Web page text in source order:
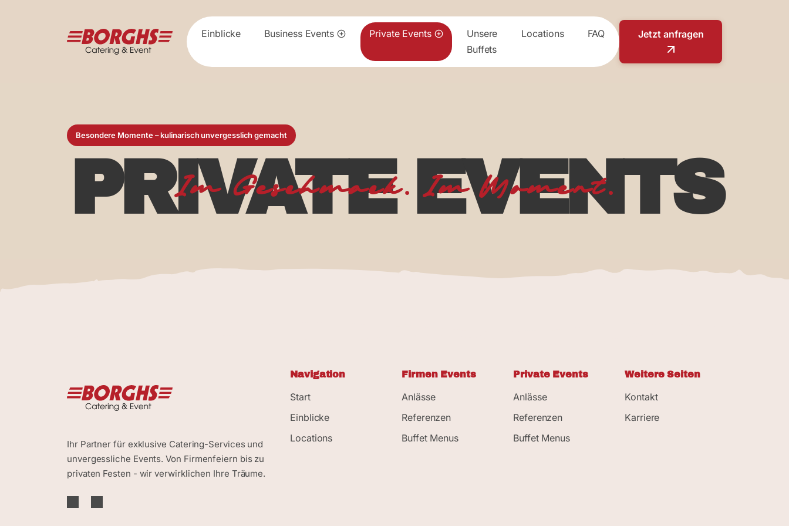
Einblicke Business Events Private Events
Unsere
Buffets
Locations FAQ
Besondere Momente – kulinarisch unvergesslich gemacht
PRIVATE EVENTS
Im Geschmack. Im Moment.
Ihr Partner für exklusive Catering-Services und
unvergessliche Events. Von Firmenfeiern bis zu
privaten Festen - wir verwirklichen Ihre Träume.
Navigation
Start
Einblicke
Locations
Firmen Events
Anlässe
Referenzen
Buffet Menus
Private Events
Anlässe
Referenzen
Buffet Menus
Weitere Seiten
Kontakt
Karriere